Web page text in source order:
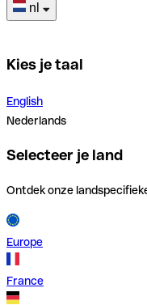
nl
Kies je taal
English
Nederlands
Selecteer je land
Ontdek onze
Europe
France